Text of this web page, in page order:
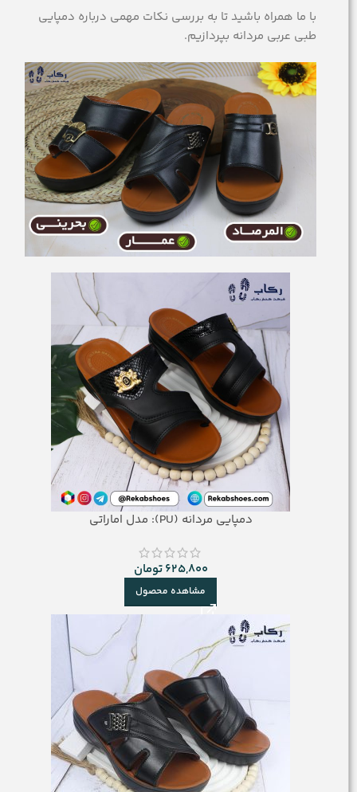
با ما همراه باشید تا به بررسی نکات مهمی درباره دمپایی
طبی عربی مردانه بپردازیم.
دمپایی مردانه (PU): مدل اماراتی
625,800تومان
مشاهده محصول